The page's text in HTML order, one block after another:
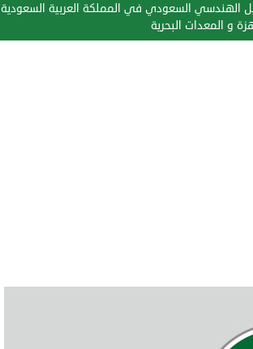
الهندسي السعودي في المملكة العربية السعودية
و المعدات البحرية